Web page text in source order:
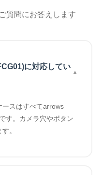
質問にお答えします
に対応してい
ースはすべてarrows
す。カメラ穴やボタン
。